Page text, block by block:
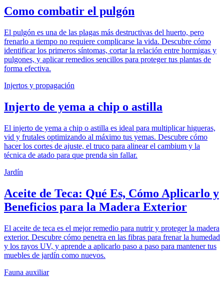
Como combatir el pulgón
El pulgón es una de las plagas más destructivas del huerto, pero
frenarlo a tiempo no requiere complicarse la vida. Descubre cómo
identificar los primeros síntomas, cortar la relación entre hormigas y
pulgones, y aplicar remedios sencillos para proteger tus plantas de
forma efectiva.
Injertos y propagación
Injerto de yema a chip o astilla
El injerto de yema a chip o astilla es ideal para multiplicar higueras,
vid y frutales optimizando al máximo tus yemas. Descubre cómo
hacer los cortes de ajuste, el truco para alinear el cambium y la
técnica de atado para que prenda sin fallar.
Jardín
Aceite de Teca: Qué Es, Cómo Aplicarlo y
Beneficios para la Madera Exterior
El aceite de teca es el mejor remedio para nutrir y proteger la madera
exterior. Descubre cómo penetra en las fibras para frenar la humedad
y los rayos UV, y aprende a aplicarlo paso a paso para mantener tus
muebles de jardín como nuevos.
Fauna auxiliar